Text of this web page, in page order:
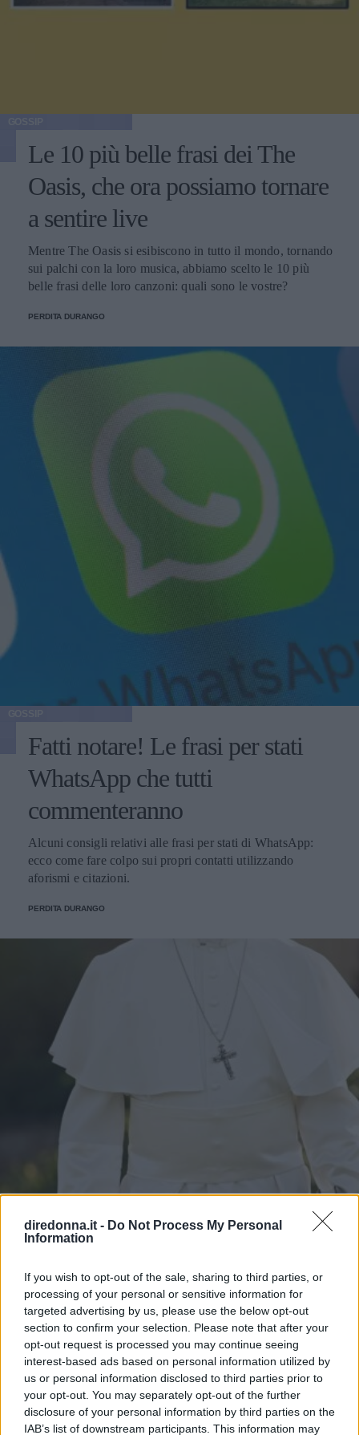
diredonna.it - Do Not Process My Personal
Information
If you wish to opt-out of the sale, sharing to third parties, or
processing of your personal or sensitive information for
targeted advertising by us, please use the below opt-out
section to confirm your selection. Please note that after your
opt-out request is processed you may continue seeing
interest-based ads based on personal information utilized by
us or personal information disclosed to third parties prior to
your opt-out. You may separately opt-out of the further
disclosure of your personal information by third parties on the
IAB’s list of downstream participants. This information may
Le 10 più belle frasi dei The
Oasis, che ora possiamo tornare
a sentire live
Mentre The Oasis si esibiscono in tutto il mondo, tornando
sui palchi con la loro musica, abbiamo scelto le 10 più
belle frasi delle loro canzoni: quali sono le vostre?
PERDITA DURANGO
Fatti notare! Le frasi per stati
WhatsApp che tutti
commenteranno
Alcuni consigli relativi alle frasi per stati di WhatsApp:
ecco come fare colpo sui propri contatti utilizzando
aforismi e citazioni.
PERDITA DURANGO
ATTUALITÀ
11 frasi di Papa Leone XIV,
pronunciate quando era Robert
Francis Prevost